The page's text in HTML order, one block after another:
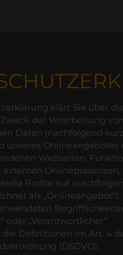
klärt Sie über
der Verarbeitung von
Daten (nachfolgend kurz
unseres Onlineangebotes
Webseiten,
Onlinepräsenzen,
Profile auf
als „Onlineangebot“).
oder „Verantwortlicher“
Definitionen im Art. 4
(DSGVO).